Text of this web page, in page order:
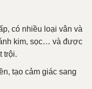
có nhiều loại vân và
kim, sọc… và được
trội.
tạo cảm giác sang